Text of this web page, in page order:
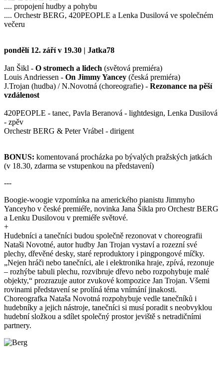
.... propojení hudby a pohybu
.... Orchestr BERG, 420PEOPLE a Lenka Dusilová ve společném
večeru
pondělí 12. září v 19.30 | Jatka78
Jan Šikl - O stromech a lidech (světová premiéra)
Louis Andriessen - On Jimmy Yancey (česká premiéra)
J.Trojan (hudba) / N.Novotná (choreografie) - Rezonance na pěší
vzdálenost
420PEOPLE - tanec, Pavla Beranová - lightdesign, Lenka Dusilová
- zpěv
Orchestr BERG & Peter Vrábel - dirigent
BONUS: komentovaná procházka po bývalých pražských jatkách
(v 18.30, zdarma se vstupenkou na představení)
---
Boogie-woogie vzpomínka na amerického pianistu Jimmyho
Yanceyho v české premiéře, novinka Jana Šikla pro Orchestr BERG
a Lenku Dusilovou v premiéře světové.
+
Hudebníci a tanečníci budou společně rezonovat v choreografii
Nataši Novotné, autor hudby Jan Trojan vystaví a rozezní své
plechy, dřevěné desky, staré reproduktory i pingpongové míčky.
„Nejen hráči nebo tanečníci, ale i elektronika hraje, zpívá, rezonuje
– rozhýbe tabuli plechu, rozvibruje dřevo nebo rozpohybuje malé
objekty,“ prozrazuje autor zvukové kompozice Jan Trojan. Všemi
rovinami představení se prolíná téma vnímání jinakosti.
Choreografka Nataša Novotná rozpohybuje vedle tanečníků i
hudebníky a jejich nástroje, tanečníci si musí poradit s neobvyklou
hudební složkou a sdílet společný prostor jeviště s netradičními
partnery.